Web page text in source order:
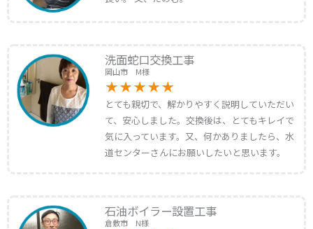
洗面蛇口交換工事
岡山市 M様
とても親切で、解かりやすく説明していただい
て、安心しました。交換後は、とてもキレイで
気に入っています。又、何かありましたら、水
道センターさんにお願いしたいと思います。
石油ボイラー設置工事
倉敷市 N様